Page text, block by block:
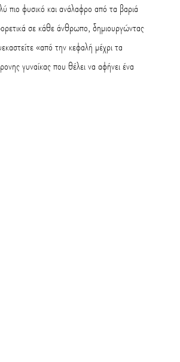
πιο φυσικό και ανάλαφρο από τα βαριά
σε κάθε άνθρωπο, δημιουργώντας
«από την κεφαλή μέχρι τα
γυναίκας που θέλει να αφήνει ένα